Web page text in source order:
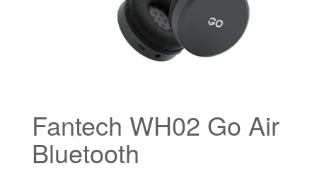
Fantech WH02 Go Air
Bluetooth